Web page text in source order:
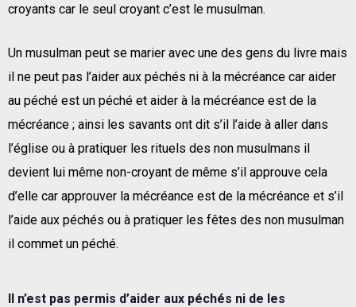
croyants car le seul croyant c’est le musulman.
Un musulman peut se marier avec une des gens du livre mais
il ne peut pas l’aider aux péchés ni à la mécréance car aider
au péché est un péché et aider à la mécréance est de la
mécréance ; ainsi les savants ont dit s’il l’aide à aller dans
l’église ou à pratiquer les rituels des non musulmans il
devient lui même non-croyant de même s’il approuve cela
d’elle car approuver la mécréance est de la mécréance et s’il
l’aide aux péchés ou à pratiquer les fêtes des non musulman
il commet un péché.
Il n’est pas permis d’aider aux péchés ni de les